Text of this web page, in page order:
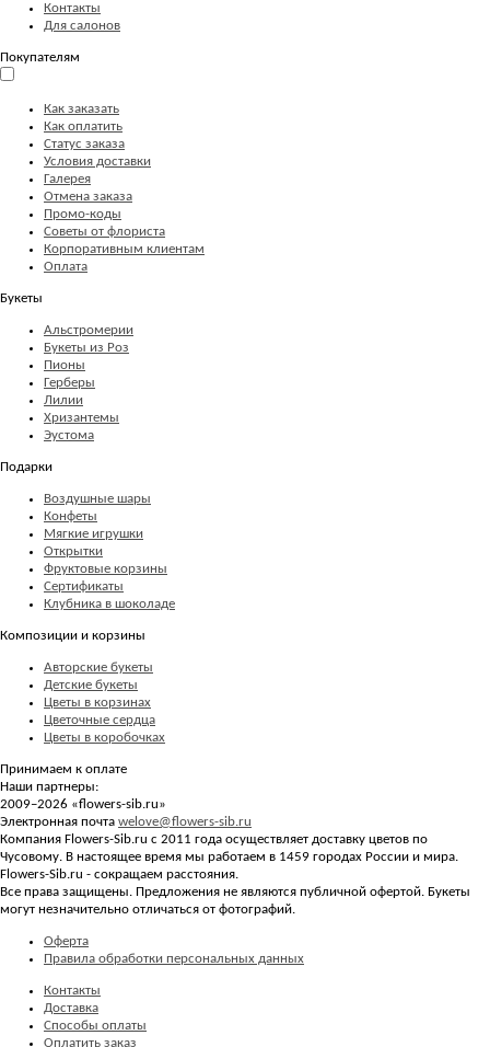
Контакты
Для салонов
Покупателям
Как заказать
Как оплатить
Статус заказа
Условия доставки
Галерея
Отмена заказа
Промо-коды
Советы от флориста
Корпоративным клиентам
Оплата
Букеты
Альстромерии
Букеты из Роз
Пионы
Герберы
Лилии
Хризантемы
Эустома
Подарки
Воздушные шары
Конфеты
Мягкие игрушки
Открытки
Фруктовые корзины
Сертификаты
Клубника в шоколаде
Композиции и корзины
Авторские букеты
Детские букеты
Цветы в корзинах
Цветочные сердца
Цветы в коробочках
Принимаем к оплате
Наши партнеры:
2009–2026 «flowers-sib.ru»
Электронная почта welove@flowers-sib.ru
Компания Flowers-Sib.ru с 2011 года осуществляет доставку цветов по
Чусовому. В настоящее время мы работаем в 1459 городах России и мира.
Flowers-Sib.ru - сокращаем расстояния.
Все права защищены. Предложения не являются публичной офертой. Букеты
могут незначительно отличаться от фотографий.
Оферта
Правила обработки персональных данных
Контакты
Доставка
Способы оплаты
Оплатить заказ